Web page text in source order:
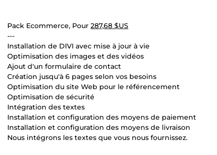
Pack Ecommerce, Pour 287,68 $US
---
Installation de DIVI avec mise à jour à vie
Optimisation des images et des vidéos
Ajout d'un formulaire de contact
Création jusqu'à 6 pages selon vos besoins
Optimisation du site Web pour le référencement
Optimisation de sécurité
Intégration des textes
Installation et configuration des moyens de paiement
Installation et configuration des moyens de livraison
Nous intégrons les textes que vous nous fournissez.